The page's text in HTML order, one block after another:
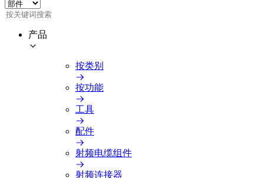
产品
按类别
按功能
工具
配件
射频电缆组件
射频连接器